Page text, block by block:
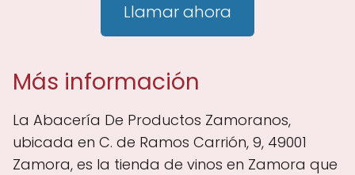
Llamar ahora
Más información
La Abacería De Productos Zamoranos,
ubicada en C. de Ramos Carrión, 9, 49001
Zamora, es la tienda de vinos en Zamora que